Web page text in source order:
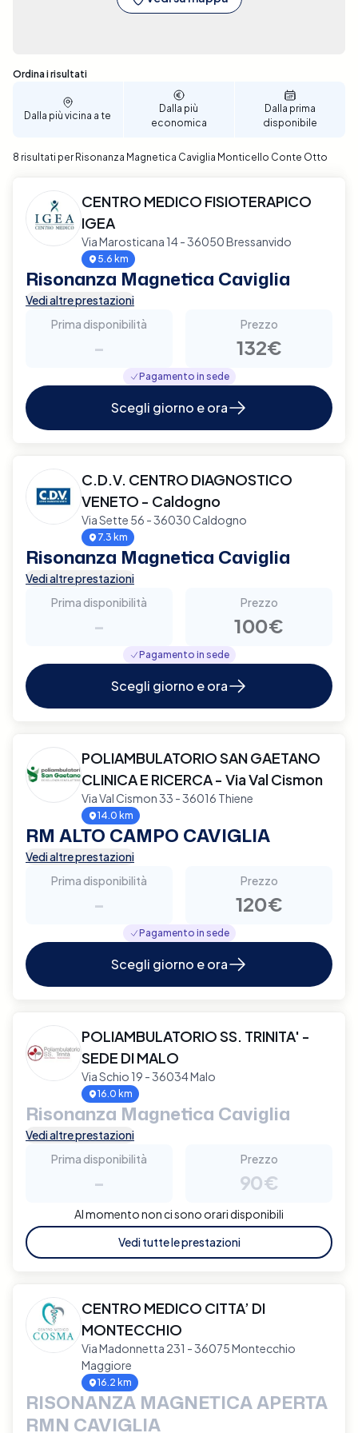
aiutarti a fare una scelta informata basata su
selezionare la data e l'ora che meglio si adattano
alle tue esigenze. Assicura il miglior supporto
possibile per la salute della tua caviglia, prenota ora
la tua Risonanza Magnetica a Monticello Conte Otto
Sono stati trovati 8 risultati
Ordina i risultati
Dalla più vicina a te
Dalla più
economica
Dalla prima
disponibile
8 risultati per Risonanza Magnetica Caviglia Monticello Conte Otto
CENTRO MEDICO FISIOTERAPICO
IGEA
Via Marosticana 14 - 36050 Bressanvido
5.6 km
Risonanza Magnetica Caviglia
Vedi altre prestazioni
Prima disponibilità
-
Prezzo
132€
Pagamento in sede
Scegli giorno e ora
C.D.V. CENTRO DIAGNOSTICO
VENETO - Caldogno
Via Sette 56 - 36030 Caldogno
7.3 km
Risonanza Magnetica Caviglia
Vedi altre prestazioni
Prima disponibilità
-
Prezzo
100€
Pagamento in sede
Scegli giorno e ora
POLIAMBULATORIO SAN GAETANO
CLINICA E RICERCA - Via Val Cismon
Via Val Cismon 33 - 36016 Thiene
14.0 km
RM ALTO CAMPO CAVIGLIA
Vedi altre prestazioni
Prima disponibilità
-
Prezzo
120€
Pagamento in sede
Scegli giorno e ora
POLIAMBULATORIO SS. TRINITA' -
SEDE DI MALO
Via Schio 19 - 36034 Malo
16.0 km
Risonanza Magnetica Caviglia
Vedi altre prestazioni
Prima disponibilità
-
Prezzo
90€
Al momento non ci sono orari disponibili
Vedi tutte le prestazioni
CENTRO MEDICO CITTA’ DI
MONTECCHIO
Via Madonnetta 231 - 36075 Montecchio
Maggiore
16.2 km
RISONANZA MAGNETICA APERTA
RMN CAVIGLIA